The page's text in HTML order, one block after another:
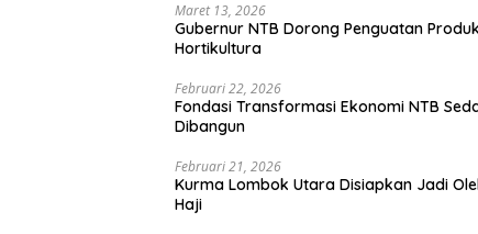
Maret 13, 2026
Gubernur NTB Dorong Penguatan
Hortikultura
Februari 22, 2026
Fondasi Transformasi Ekonomi NTB
Dibangun
Februari 21, 2026
Kurma Lombok Utara Disiapkan Jadi
Haji